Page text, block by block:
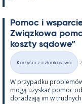
Po­moc i
Związ­kowa
koszty są­dowe”
Kategorie
Korzyści z członkostwa
W przy­padku
mogą uzys­kać po­moc
do­radzają im w